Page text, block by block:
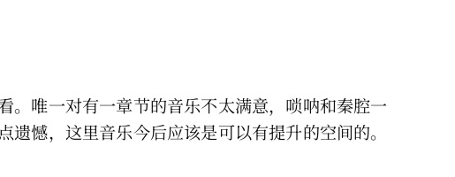
。唯一对有一章节的音乐不太满意，唢呐和秦腔一
憾，这里音乐今后应该是可以有提升的空间的。